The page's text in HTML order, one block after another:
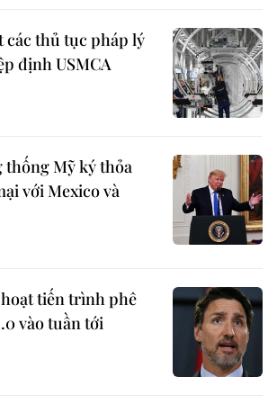
các thủ tục pháp lý
định USMCA
thống Mỹ ký thỏa
với Mexico và
tiến trình phê
vào tuần tới